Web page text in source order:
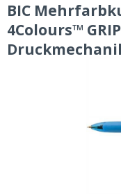
BIC
4Colours™